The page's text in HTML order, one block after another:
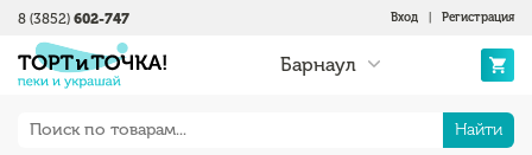
Вход Регистрация
Барнаул
8 (3852) 602-747
Найти